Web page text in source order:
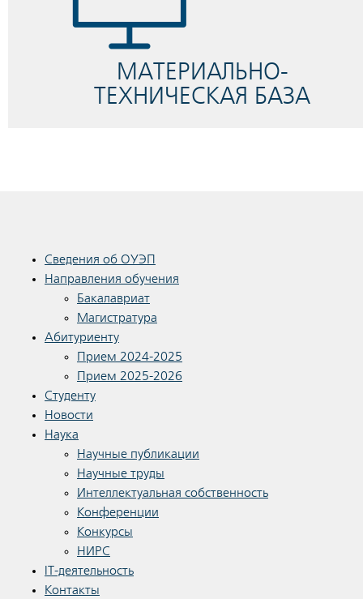
МАТЕРИАЛЬНО-
ТЕХНИЧЕСКАЯ БАЗА
Сведения об ОУЭП
Направления обучения
Бакалавриат
Магистратура
Абитуриенту
Прием 2024-2025
Прием 2025-2026
Студенту
Новости
Наука
Научные публикации
Научные труды
Интеллектуальная собственность
Конференции
Конкурсы
НИРС
IT-деятельность
Контакты